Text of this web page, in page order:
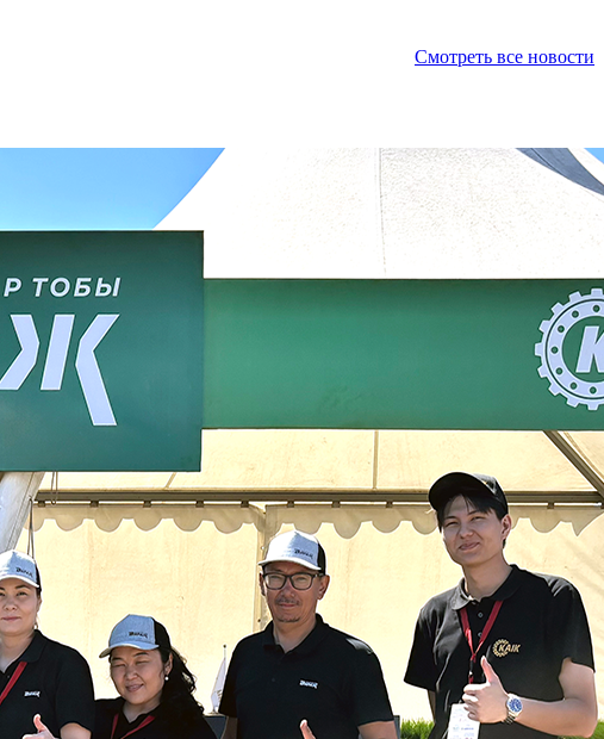
Смотреть все новости